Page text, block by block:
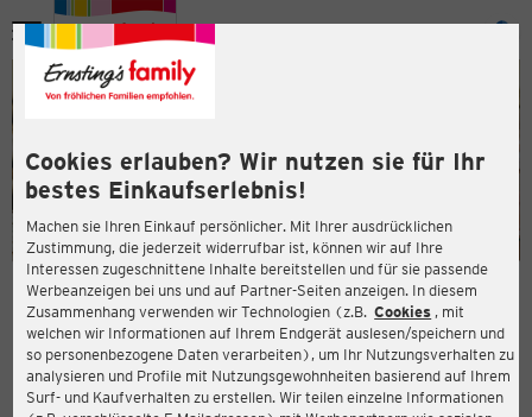
Cookies erlauben? Wir nutzen sie für Ihr
bestes Einkaufserlebnis!
Machen sie Ihren Einkauf persönlicher. Mit Ihrer ausdrücklichen
Zustimmung, die jederzeit widerrufbar ist, können wir auf Ihre
Interessen zugeschnittene Inhalte bereitstellen und für sie passende
Werbeanzeigen bei uns und auf Partner-Seiten anzeigen. In diesem
Zusammenhang verwenden wir Technologien (z.B. Cookies , mit
welchen wir Informationen auf Ihrem Endgerät auslesen/speichern und
so personenbezogene Daten verarbeiten), um Ihr Nutzungsverhalten zu
analysieren und Profile mit Nutzungsgewohnheiten basierend auf Ihrem
Surf- und Kaufverhalten zu erstellen. Wir teilen einzelne Informationen
Menü
ERNSTING'S FAMILY FILIALE
Brückenstraße 2
09661 Hainichen